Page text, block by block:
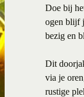
Doe bij
ogen blijf
bezig en
Dit
via je
rustige